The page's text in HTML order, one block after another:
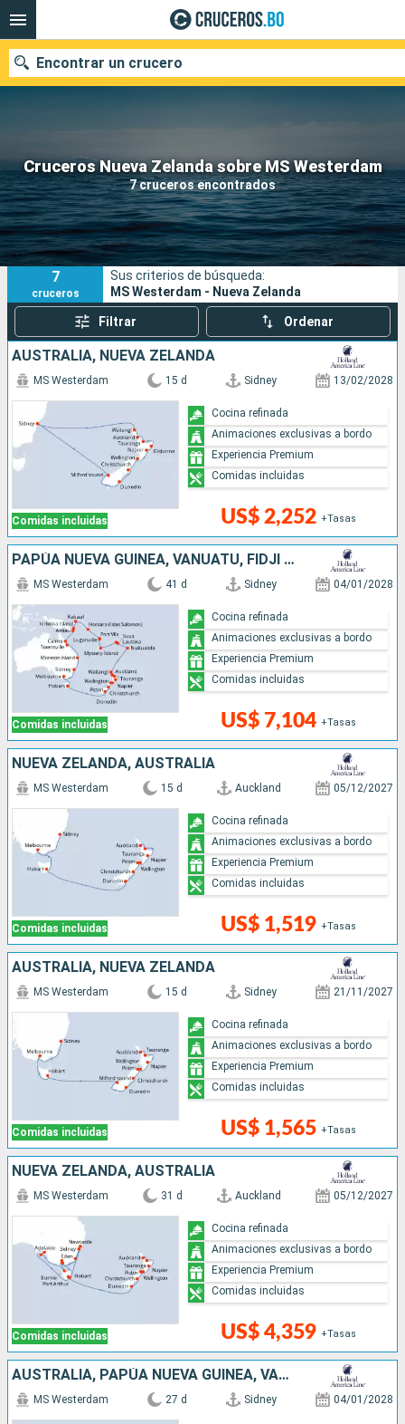
Cruceros Nueva Zelanda sobre MS Westerdam
7 cruceros encontrados
Encontrar un crucero
Nuestros destinos
Fecha de salida
Puertos Compañías
Buscar
7
cruceros
Sus criterios de búsqueda:
MS Westerdam - Nueva Zelanda
Filtrar Ordenar
AUSTRALIA, NUEVA ZELANDA
Comidas incluidas
MS Westerdam 15 d Sidney 13/02/2028
US$ 2,252 +Tasas
Cocina refinada
Animaciones exclusivas a bordo
Experiencia Premium
Comidas incluidas
PAPÚA NUEVA GUINEA, VANUATU, FIDJI (ISLAS), TONGA, NUEVA ZELANDA, AUSTRALIA
Comidas incluidas
MS Westerdam 41 d Sidney 04/01/2028
US$ 7,104 +Tasas
Cocina refinada
Animaciones exclusivas a bordo
Experiencia Premium
Comidas incluidas
NUEVA ZELANDA, AUSTRALIA
Comidas incluidas
MS Westerdam 15 d Auckland 05/12/2027
US$ 1,519 +Tasas
Cocina refinada
Animaciones exclusivas a bordo
Experiencia Premium
Comidas incluidas
AUSTRALIA, NUEVA ZELANDA
Comidas incluidas
MS Westerdam 15 d Sidney 21/11/2027
US$ 1,565 +Tasas
Cocina refinada
Animaciones exclusivas a bordo
Experiencia Premium
Comidas incluidas
NUEVA ZELANDA, AUSTRALIA
Comidas incluidas
MS Westerdam 31 d Auckland 05/12/2027
US$ 4,359 +Tasas
Cocina refinada
Animaciones exclusivas a bordo
Experiencia Premium
Comidas incluidas
AUSTRALIA, PAPÚA NUEVA GUINEA, VANUATU, FIDJI (ISLAS), TONGA, NUEVA ZELANDA
MS Westerdam 27 d Sidney 04/01/2028